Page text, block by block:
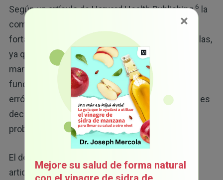
Según un artículo de Harvard Health Publishing,6
la
combinación correcta de ejercicios de
fortalecimiento y estiramiento beneficia las rodillas,
ya que alivia el dolor debido a que favorece la
manera en que las articulaciones se mueven y
funcionan. También aborda una de las ideas
erróneas más comunes sobre el dolor de rodilla, es
decir, la creencia de que la rodilla en sí es el
problema.
El dolor de rodilla no es solo un problema de las
articulaciones. Según la Dra. Lauren Elson,
×
Mejore su salud de forma natural